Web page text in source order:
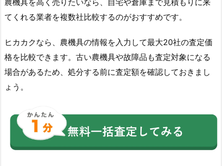
てくれる業者を複数社比較するのがおすすめです。
ヒカカクなら、農機具の情報を入力して最大20社の査定価
格を比較できます。古い農機具や故障品も査定対象になる
場合があるため、処分する前に査定額を確認しておきまし
ょう。